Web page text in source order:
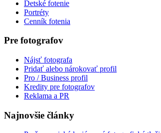
Detské fotenie
Portréty
Cenník fotenia
Pre fotografov
Nájsť fotografa
Pridať alebo nárokovať profil
Pro / Business profil
Kredity pre fotografov
Reklama a PR
Najnovšie články